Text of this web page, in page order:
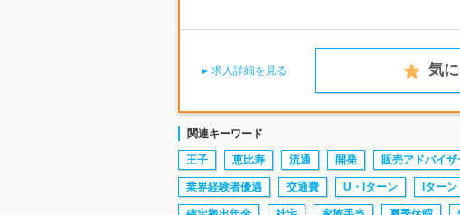
求人詳細を見る 気
関連キーワード
王子 恵比寿 流通 開発 販売アドバイザ
業界経験者優遇 交通費 U・Iターン Iターン